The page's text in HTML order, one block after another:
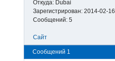
Откуда: Dubai
Зарегистрирован: 2014-02-16
Сообщений: 5
Сайт
Сообщений 1